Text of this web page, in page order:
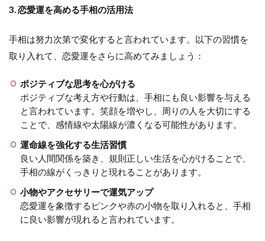
3. 恋愛運を高める手相の活用法
手相は努力次第で変化すると言われています。以下の習慣を
取り入れて、恋愛運をさらに高めてみましょう：
ポジティブな思考を心がける
ポジティブな考え方や行動は、手相にも良い影響を与える
と言われています。笑顔を増やし、周りの人を大切にする
ことで、感情線や太陽線が濃くなる可能性があります。
運命線を強化する生活習慣
良い人間関係を築き、規則正しい生活を心がけることで、
手相の線がくっきりと現れることがあります。
小物やアクセサリーで運気アップ
恋愛運を象徴するピンクや赤の小物を取り入れると、手相
に良い影響が現れると言われています。